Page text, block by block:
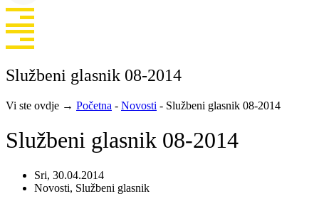
Službeni glasnik 08-2014
Vi ste ovdje → Početna - Novosti - Službeni glasnik 08-2014
Službeni glasnik 08-2014
Sri, 30.04.2014
Novosti, Službeni glasnik